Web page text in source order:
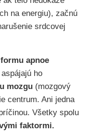
na energiu), začnú
srdcovej
formu apnoe
ho
mozgu (mozgový
centrum. Ani jedna
Všetky spolu
faktormi.